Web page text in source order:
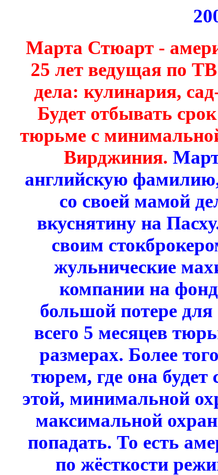
Марта Стюарт -
25 лет ведущая по
дела: кулинария,
Будет отбывать
тюрьме с
Вирджиния.
английскую фамилию,
со своей мамой
вкуснятину на
своим
жульнические
компании на
большой потере
всего 5 месяцев
размерах. Более
тюрем, где она
этой, минимальной
максимальной
попадать. То есть
по жёсткости